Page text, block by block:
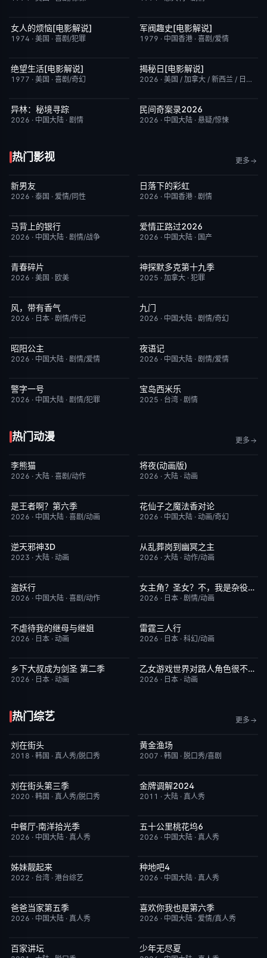
已完结
女人的烦恼[电影解说]
1974 · 美国 · 喜剧/犯罪
已完结
军阀趣史[电影解说]
1979 · 中国香港 · 喜剧/爱情
已完结
绝望生活[电影解说]
1977 · 美国 · 喜剧/奇幻
已完结
揭秘日[电影解说]
2026 · 美国 / 加拿大 / 新西兰 / 日本
今日更新
异林：秘境寻踪
2026 · 中国大陆 · 剧情
更新至下集
民间奇案录2026
2026 · 中国大陆 · 悬疑/惊悚
热门影视 更多
更新至第1集
新男友
2026 · 泰国 · 爱情/同性
更新至第5集
日落下的彩虹
2026 · 中国香港 · 剧情
更新至第04集
马背上的银行
2026 · 中国大陆 · 剧情/战争
完结
爱情正路过2026
2026 · 中国大陆 · 国产
更新至第02集
青春碎片
2026 · 美国 · 欧美
更新至第07集
神探默多克第十九季
2025 · 加拿大 · 犯罪
更新至第94集
风，带有香气
2026 · 日本 · 剧情/传记
更新至第16集
九门
2026 · 中国大陆 · 剧情/奇幻
更新至第18集
昭阳公主
2026 · 中国大陆 · 剧情/爱情
更新至第14集
夜语记
2026 · 中国大陆 · 剧情/爱情
更新至第24集
警字一号
2026 · 中国大陆 · 剧情/犯罪
更新至第301集
宝岛西米乐
2025 · 台湾 · 剧情
热门动漫 更多
更新至第4集
李熊猫
2026 · 大陆 · 喜剧/动作
更新至第17集
将夜(动画版)
2026 · 大陆 · 动画
更新至第4集
是王者啊？第六季
2026 · 中国大陆 · 喜剧/动画
更新至第20集
花仙子之魔法香对论
2026 · 中国大陆 · 动画/奇幻
更新至第49集
逆天邪神3D
2023 · 大陆 · 动画
更新至第12集
从乱葬岗到幽冥之主
2026 · 大陆 · 动作/动画
更新至第51集
盗妖行
2026 · 中国大陆 · 喜剧/动作
更新至第7集 10.0女主角？圣女？不，我是杂役女仆（自豪）
2026 · 日本 · 剧情/动画
更新至第05集
不虐待我的继母与继姐
2026 · 日本 · 动画
更新至第05集
雷霆三人行
2026 · 日本 · 科幻/动画
更新至第05集
乡下大叔成为剑圣 第二季
2026 · 日本 · 动画
更新至第05集 1.0乙女游戏世界对路人角色很不友好第二季
2026 · 日本 · 动画
热门综艺 更多
昨日更新
刘在街头
2018 · 韩国 · 真人秀/脱口秀
昨日更新
黄金渔场
2007 · 韩国 · 脱口秀/喜剧
昨日更新
刘在街头第三季
2020 · 韩国 · 真人秀/脱口秀
昨日更新
金牌调解2024
2011 · 大陆 · 真人秀
今日更新
中餐厅·南洋拾光季
2026 · 中国大陆 · 真人秀
今日更新
五十公里桃花坞6
2026 · 中国大陆 · 真人秀
昨日更新
姊妹靓起来
2022 · 台湾 · 港台综艺
今日更新
种地吧4
2026 · 中国大陆 · 真人秀
今日更新
爸爸当家第五季
2026 · 中国大陆 · 真人秀
今日更新
喜欢你我也是第六季
2026 · 中国大陆 · 爱情/真人秀
今日更新
百家讲坛 今日更新
少年无尽夏